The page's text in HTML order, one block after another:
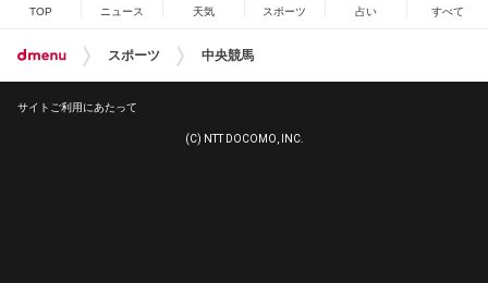
TOP ニュース 天気 スポーツ 占い すべて
スポーツ 中央競馬
サイトご利用にあたって
(C) NTT DOCOMO, INC.